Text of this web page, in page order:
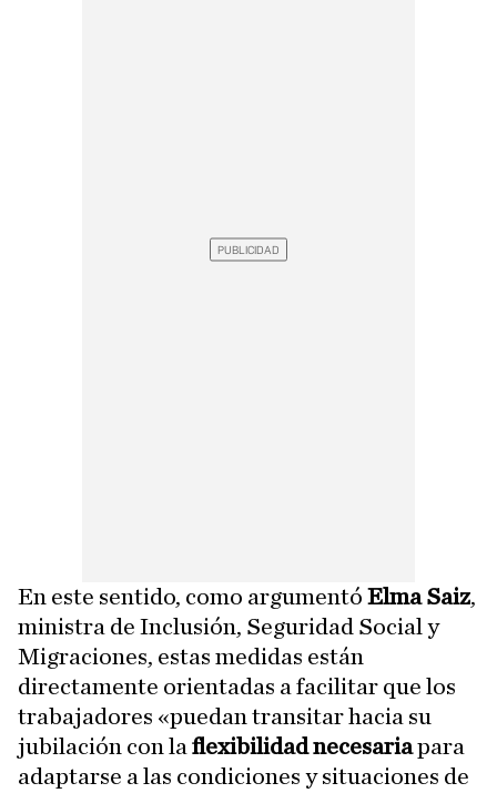
En este sentido, como argumentó Elma Saiz,
ministra de Inclusión, Seguridad Social y
Migraciones, estas medidas están
directamente orientadas a facilitar que los
trabajadores «puedan transitar hacia su
jubilación con la flexibilidad necesariapara
adaptarse a las condiciones y situaciones de